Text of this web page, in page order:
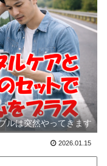
ルは突然やってきます
2026.01.15